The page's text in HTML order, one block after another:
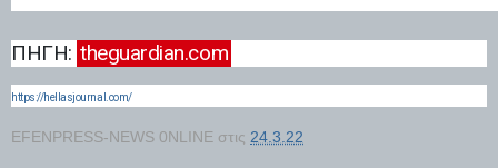
ΠΗΓΗ: theguardian.com
https://hellasjournal.com/
EFENPRESS-NEWS 0NLINE στις 24.3.22